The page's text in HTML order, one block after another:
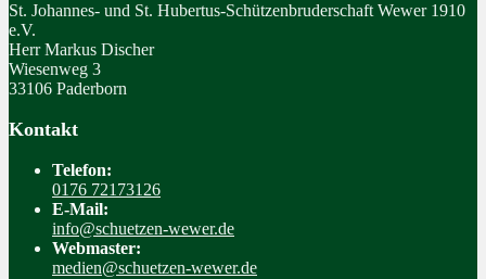
St. Johannes- und St. Hubertus-Schützenbruderschaft Wewer 1910
e.V.
Herr Markus Discher
Wiesenweg 3
33106 Paderborn
Kontakt
Telefon:
0176 72173126
E-Mail:
info@schuetzen-wewer.de
Webmaster:
medien@schuetzen-wewer.de